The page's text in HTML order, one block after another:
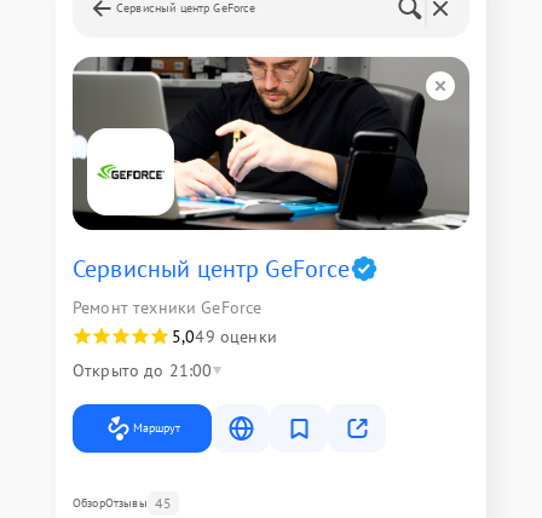
Сервисный центр GeForce
Сервисный центр GeForce
Ремонт техники GeForce
5,049 оценки
Открыто до 21:00
Маршрут
ОбзорОтзывы 45